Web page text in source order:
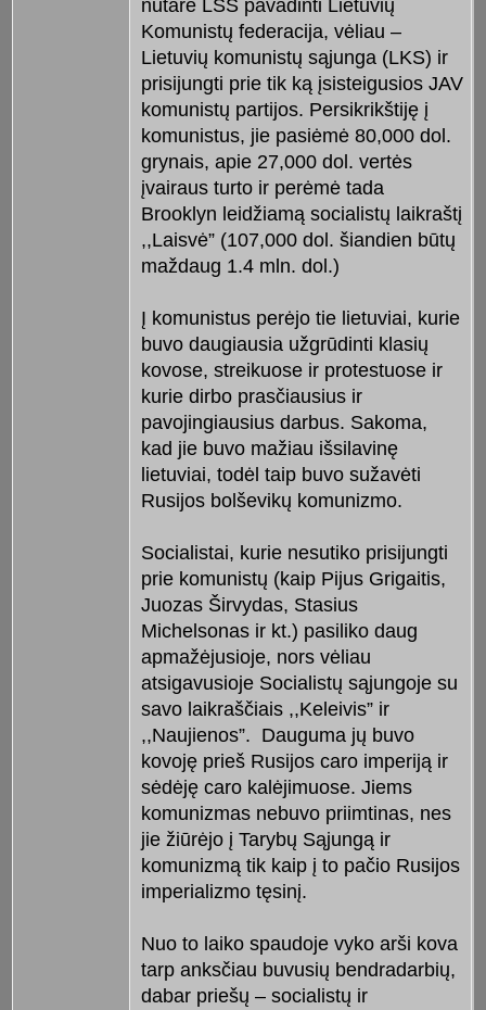
nutarė LSS pavadinti Lietuvių
Komunistų federacija, vėliau –
Lietuvių komunistų sąjunga (LKS) ir
prisijungti prie tik ką įsisteigusios JAV
komunistų partijos. Persikrikštiję į
komunistus, jie pasiėmė 80,000 dol.
grynais, apie 27,000 dol. vertės
įvairaus turto ir perėmė tada
Brooklyn leidžiamą socialistų laikraštį
,,Laisvė” (107,000 dol. šiandien būtų
maždaug 1.4 mln. dol.)
Į komunistus perėjo tie lietuviai, kurie
buvo daugiausia užgrūdinti klasių
kovose, streikuose ir protestuose ir
kurie dirbo prasčiausius ir
pavojingiausius darbus. Sakoma,
kad jie buvo mažiau išsilavinę
lietuviai, todėl taip buvo sužavėti
Rusijos bolševikų komunizmo.
Socialistai, kurie nesutiko prisijungti
prie komunistų (kaip Pijus Grigaitis,
Juozas Širvydas, Stasius
Michelsonas ir kt.) pasiliko daug
apmažėjusioje, nors vėliau
atsigavusioje Socialistų sąjungoje su
savo laikraščiais ,,Keleivis” ir
,,Naujienos”. Dauguma jų buvo
kovoję prieš Rusijos caro imperiją ir
sėdėję caro kalėjimuose. Jiems
komunizmas nebuvo priimtinas, nes
jie žiūrėjo į Tarybų Sąjungą ir
komunizmą tik kaip į to pačio Rusijos
imperializmo tęsinį.
Nuo to laiko spaudoje vyko arši kova
tarp anksčiau buvusių bendradarbių,
dabar priešų – socialistų ir